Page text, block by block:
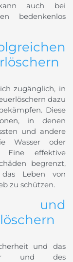
auch bei
bedenkenlos
zugänglich, in
dazu
Diese
in denen
und andere
Wasser oder
Eine effektive
begrenzt,
Leben von
zu schützen.
und
und das
und des